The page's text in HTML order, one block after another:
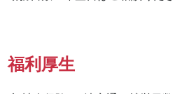
福利厚生